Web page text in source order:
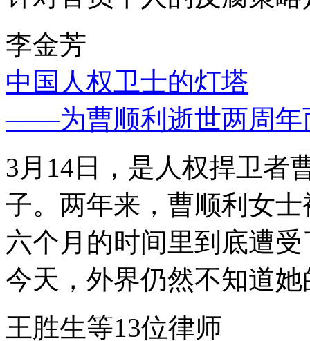
李金芳
中国人权卫士的灯塔
——为曹顺利逝世两周年
3月14日，是人权捍卫者
子。两年来，曹顺利女
六个月的时间里到底遭
今天，外界仍然不知道
王胜生等13位律师